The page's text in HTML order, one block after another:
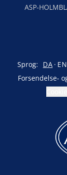
ASP-
Sprog:
DA EN
Forsendelse-